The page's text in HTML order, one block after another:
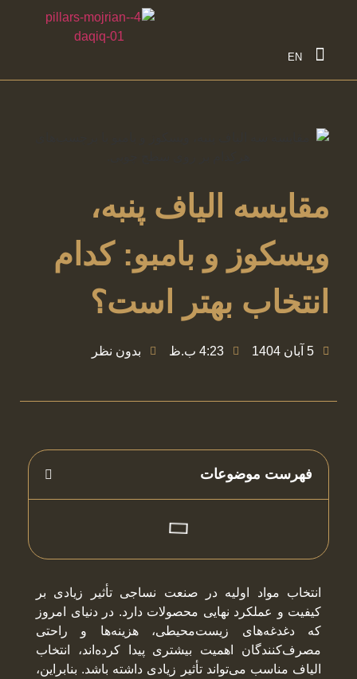
EN
مقایسه الیاف پنبه،
ویسکوز و بامبو: کدام
انتخاب بهتر است؟
5 آبان 1404 4:23 ب.ظ بدون نظر
انتخاب مواد اولیه در صنعت نساجی تأثیر زیادی بر
کیفیت و عملکرد نهایی محصولات دارد. در دنیای امروز
که دغدغه‌های زیست‌محیطی، هزینه‌ها و راحتی
مصرف‌کنندگان اهمیت بیشتری پیدا کرده‌اند، انتخاب
الیاف مناسب می‌تواند تأثیر زیادی داشته باشد. بنابراین،
فهرست موضوعات